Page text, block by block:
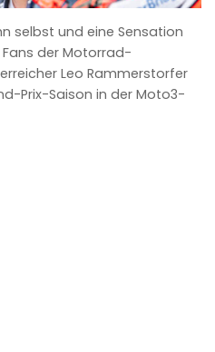
selbst und eine Sensation
der Motorrad-
Leo Rammerstorfer
Prix-Saison in der Moto3-